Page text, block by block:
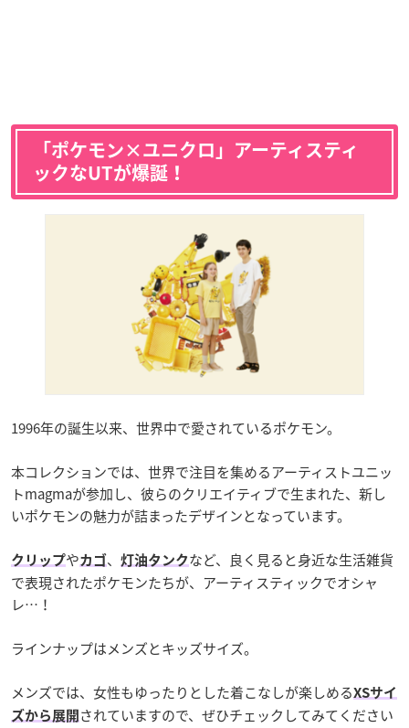
「ポケモン×ユニクロ」アーティスティ
ックなUTが爆誕！
1996年の誕生以来、世界中で愛されているポケモン。
本コレクションでは、世界で注目を集めるアーティストユニッ
トmagmaが参加し、彼らのクリエイティブで生まれた、新し
いポケモンの魅力が詰まったデザインとなっています。
クリップやカゴ、 灯油タンク など、良く見ると身近な生活雑貨
で表現されたポケモンたちが、アーティスティックでオシャ
レ…！
ラインナップはメンズとキッズサイズ。
メンズでは、女性もゆったりとした着こなしが楽しめるXSサイ
ズから展開 されていますので、ぜひチェックしてみてください